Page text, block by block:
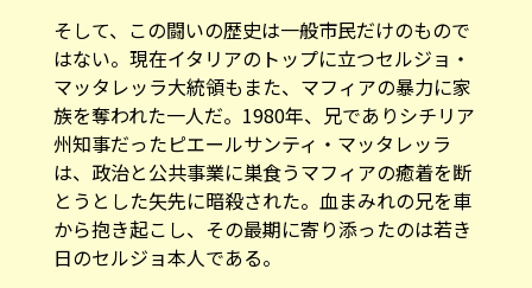
そして、この闘いの歴史は一般市民だけのもので
はない。現在イタリアのトップに立つセルジョ・
マッタレッラ大統領もまた、マフィアの暴力に家
族を奪われた一人だ。1980年、兄でありシチリア
州知事だったピエールサンティ・マッタレッラ
は、政治と公共事業に巣食うマフィアの癒着を断
とうとした矢先に暗殺された。血まみれの兄を車
から抱き起こし、その最期に寄り添ったのは若き
日のセルジョ本人である。